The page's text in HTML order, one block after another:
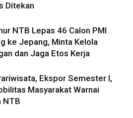
Ditekan
NTB Lepas 46 Calon PMI
ke Jepang, Minta Kelola
dan Jaga Etos Kerja
Ekspor Semester I,
Masyarakat Warnai
NTB